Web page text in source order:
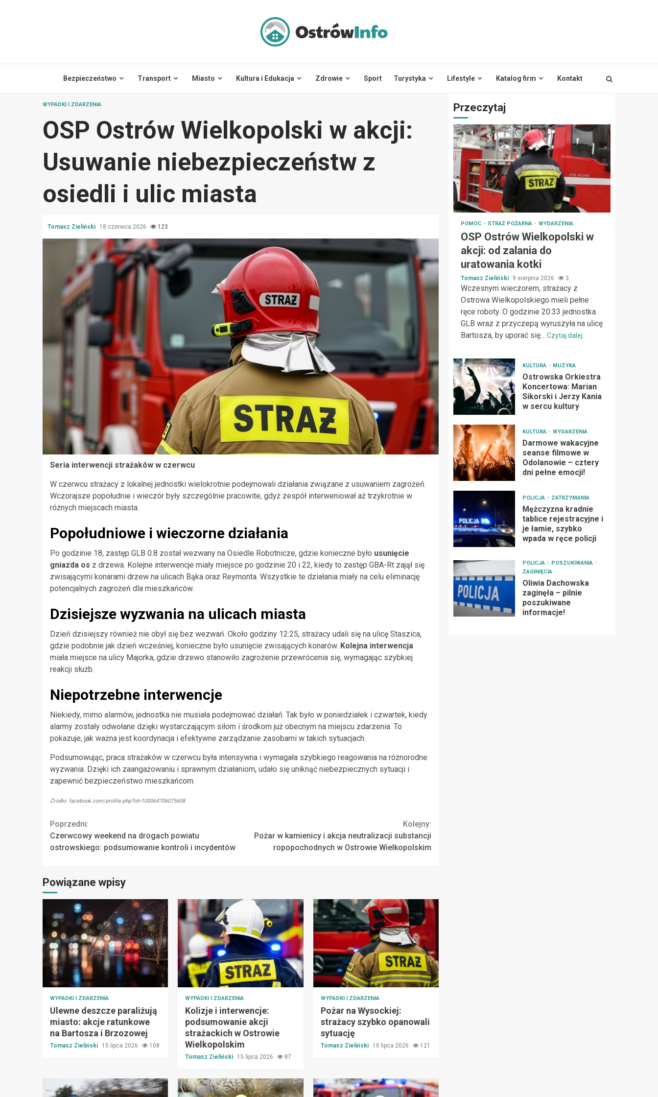
Bezpieczeństwo Transport Miasto Kultura i Edukacja Zdrowie Sport Turystyka Lifestyle Katalog firm Kontakt
WYPADKI I ZDARZENIA
OSP Ostrów Wielkopolski w akcji:
Usuwanie niebezpieczeństw z
osiedli i ulic miasta
Tomasz Zieliński 18 czerwca 2026 123
Seria interwencji strażaków w czerwcu
W czerwcu strażacy z lokalnej jednostki wielokrotnie podejmowali działania związane z usuwaniem zagrożeń.
Wczorajsze popołudnie i wieczór były szczególnie pracowite, gdyż zespół interweniował aż trzykrotnie w
różnych miejscach miasta.
Popołudniowe i wieczorne działania
Po godzinie 18, zastęp GLB 0.8 został wezwany na Osiedle Robotnicze, gdzie konieczne było usunięcie
gniazda os z drzewa. Kolejne interwencje miały miejsce po godzinie 20 i 22, kiedy to zastęp GBA-Rt zajął się
zwisającymi konarami drzew na ulicach Bąka oraz Reymonta. Wszystkie te działania miały na celu eliminację
potencjalnych zagrożeń dla mieszkańców.
Dzisiejsze wyzwania na ulicach miasta
Dzień dzisiejszy również nie obył się bez wezwań. Około godziny 12:25, strażacy udali się na ulicę Staszica,
gdzie podobnie jak dzień wcześniej, konieczne było usunięcie zwisających konarów. Kolejna interwencja
miała miejsce na ulicy Majorka, gdzie drzewo stanowiło zagrożenie przewrócenia się, wymagając szybkiej
reakcji służb.
Niepotrzebne interwencje
Niekiedy, mimo alarmów, jednostka nie musiała podejmować działań. Tak było w poniedziałek i czwartek, kiedy
alarmy zostały odwołane dzięki wystarczającym siłom i środkom już obecnym na miejscu zdarzenia. To
pokazuje, jak ważna jest koordynacja i efektywne zarządzanie zasobami w takich sytuacjach.
Podsumowując, praca strażaków w czerwcu była intensywna i wymagała szybkiego reagowania na różnorodne
wyzwania. Dzięki ich zaangażowaniu i sprawnym działaniom, udało się uniknąć niebezpiecznych sytuacji i
zapewnić bezpieczeństwo mieszkańcom.
Źródło: facebook.com/profile.php?id=100064706075608
Continue
Reading
Poprzedni:
Czerwcowy weekend na drogach powiatu
ostrowskiego: podsumowanie kontroli i incydentów
Kolejny:
Pożar w kamienicy i akcja neutralizacji substancji
ropopochodnych w Ostrowie Wielkopolskim
Powiązane wpisy
WYPADKI I ZDARZENIA
Ulewne deszcze paraliżują
miasto: akcje ratunkowe
na Bartosza i Brzozowej
Tomasz Zieliński 15 lipca 2026 108
WYPADKI I ZDARZENIA
Kolizje i interwencje:
podsumowanie akcji
strażackich w Ostrowie
Wielkopolskim
Tomasz Zieliński 15 lipca 2026 87
WYPADKI I ZDARZENIA
Pożar na Wysockiej:
strażacy szybko opanowali
sytuację
Tomasz Zieliński 10 lipca 2026 121
Przeczytaj
POMOC STRAŻ POŻARNA WYDARZENIA
OSP Ostrów Wielkopolski w
akcji: od zalania do
uratowania kotki
Tomasz Zieliński 9 sierpnia 2026 3
Wczesnym wieczorem, strażacy z
Ostrowa Wielkopolskiego mieli pełne
ręce roboty. O godzinie 20:33 jednostka
GLB wraz z przyczepą wyruszyła na ulicę
Bartosza, by uporać się... Czytaj dalej
KULTURA MUZYKA
Ostrowska Orkiestra
Koncertowa: Marian
Sikorski i Jerzy Kania
w sercu kultury
KULTURA WYDARZENIA
Darmowe wakacyjne
seanse filmowe w
Odolanowie – cztery
dni pełne emocji!
POLICJA ZATRZYMANIA
Mężczyzna kradnie
tablice rejestracyjne i
je łamie, szybko
wpada w ręce policji
POLICJA
POSZUKIWANIA
ZAGINIĘCIA
Oliwia Dachowska
zaginęła – pilnie
poszukiwane
informacje!